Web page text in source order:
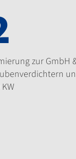
zur GmbH